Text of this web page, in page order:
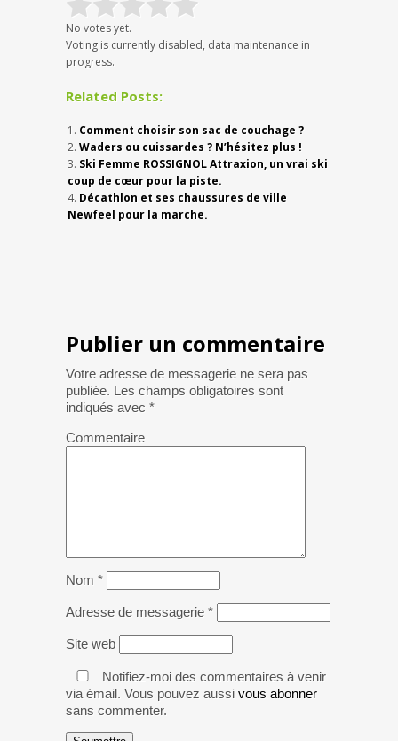
No votes yet.
Voting is currently disabled, data maintenance in
progress.
Related Posts:
Comment choisir son sac de couchage ?
Waders ou cuissardes ? N’hésitez plus !
Ski Femme ROSSIGNOL Attraxion, un vrai ski
coup de cœur pour la piste.
Décathlon et ses chaussures de ville
Newfeel pour la marche.
Publier un commentaire
Votre adresse de messagerie ne sera pas
publiée. Les champs obligatoires sont
indiqués avec *
Commentaire
Nom *
Adresse de messagerie *
Site web
Notifiez-moi des commentaires à venir
via émail. Vous pouvez aussi vous abonner
sans commenter.